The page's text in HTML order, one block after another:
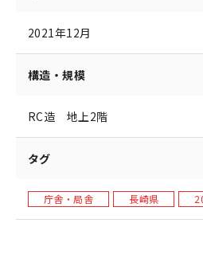
2021年12月
構造・規模
RC造 地上2階
タグ
庁舎・局舎 長崎県